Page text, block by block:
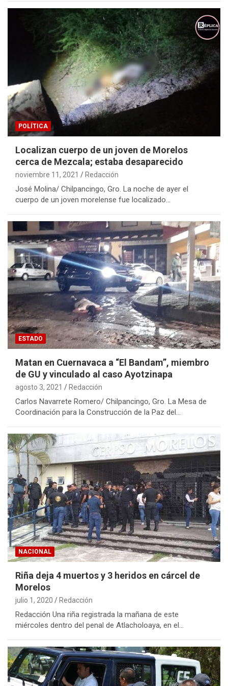
POLÍTICA
Localizan cuerpo de un joven de Morelos
cerca de Mezcala; estaba desaparecido
noviembre 11, 2021 Redacción
José Molina/ Chilpancingo, Gro. La noche de ayer el
cuerpo de un joven morelense fue localizado…
ESTADO
Matan en Cuernavaca a “El Bandam”, miembro
de GU y vinculado al caso Ayotzinapa
agosto 3, 2021 Redacción
Carlos Navarrete Romero/ Chilpancingo, Gro. La Mesa de
Coordinación para la Construcción de la Paz del…
NACIONAL
Riña deja 4 muertos y 3 heridos en cárcel de
Morelos
julio 1, 2020 Redacción
Redacción Una riña registrada la mañana de este
miércoles dentro del penal de Atlacholoaya, en el…